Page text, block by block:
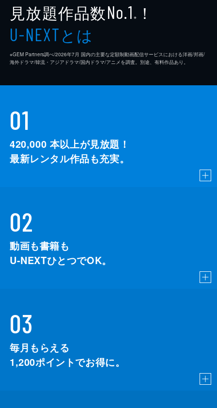
見放題作品数No.1 ※ ！
U-NEXTとは
※GEM Partners調べ/2026年7⽉ 国内の主要な定額制動画配信サービスにおける洋画/邦画/
海外ドラマ/韓流・アジアドラマ/国内ドラマ/アニメを調査。別途、有料作品あり。
01
420,000 本以上が見放題！
最新レンタル作品も充実。
02
動画も書籍も
U-NEXTひとつでOK。
03
毎月もらえる
1,200ポイントでお得に。